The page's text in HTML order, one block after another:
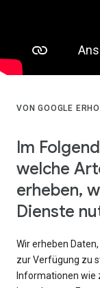
VON GOOGLE
Im
welche
erheben,
Dienste
Wir erheben
zur Verfügung zu
Informationen wie